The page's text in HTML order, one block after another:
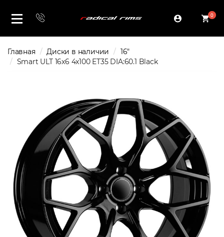
0
Главная Диски в наличии
16"
Smart ULT 16x6 4x100 ET35 DIA:60.1 Black